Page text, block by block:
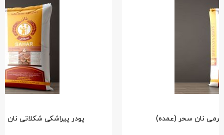
پودر پیراشکی شکلاتی نان سحر 10 کیلوگرم (عمده)